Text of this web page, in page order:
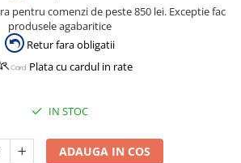
pentru comenzi de peste 850 lei. Exceptie fac
produsele agabaritice
Retur fara obligatii
Plata cu cardul in rate
IN STOC
ADAUGA IN COS